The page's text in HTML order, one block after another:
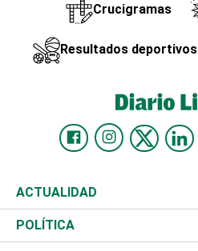
Crucigramas
Resultados deportivos
ACTUALIDAD
Nacional
POLÍTICA